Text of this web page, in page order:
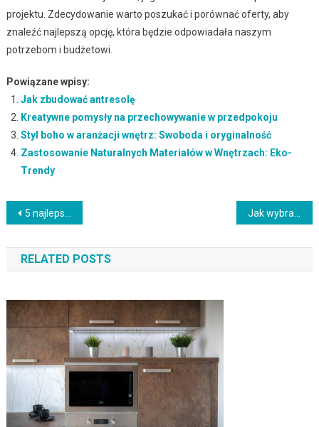
projektu. Zdecydowanie warto poszukać i porównać oferty, aby
znaleźć najlepszą opcję, która będzie odpowiadała naszym
potrzebom i budżetowi.
Powiązane wpisy:
Jak zbudować antresolę
Kreatywne pomysły na przechowywanie w przedpokoju
Styl boho w aranżacji wnętrz: Swoboda i oryginalność
Zastosowanie Naturalnych Materiałów w Wnętrzach: Eko-
Trendy
Nawigacja
wpisu
5 najlepszych szklanych okładzin do kuchni
RELATED POSTS